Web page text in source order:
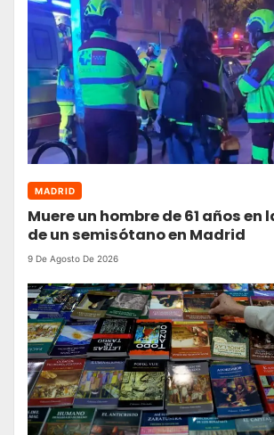
MADRID
Muere un hombre de 61 años en
de un semisótano en Madrid
9 De Agosto De 2026